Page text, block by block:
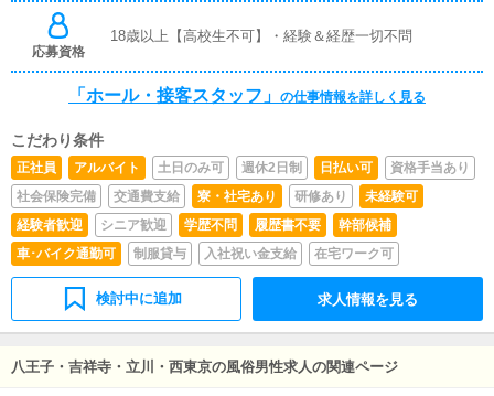
応募資格
18歳以上【高校生不可】・経験＆経歴一切不問
「ホール・接客スタッフ」 の仕事情報を詳しく見る
こだわり条件
正社員 アルバイト 土日のみ可 週休2日制 日払い可
資格手当あり
社会保険完備
交通費支給 寮・社宅あり 研修あり
未経験可
経験者歓迎
シニア歓迎 学歴不問 履歴書不要
幹部候補
車･バイク通勤可
制服貸与 入社祝い金支給 在宅ワーク可
検討中に追加 求人情報を見る
八王子・吉祥寺・立川・西東京の風俗男性求人の関連ページ